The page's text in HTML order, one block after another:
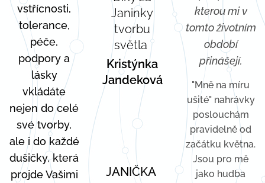
vstřícnosti,
tolerance,
péče,
podpory a
lásky
vkládáte
nejen do celé
své tvorby,
ale i do každé
dušičky, která
projde Vašimi
Janinky
tvorbu
světla
Kristýnka
Jandeková
JANIČKA
kterou mi v
tomto životním
období
přinášejí.
"Mně na míru
ušité" nahrávky
poslouchám
pravidelně od
začátku května.
Jsou pro mě
jako hudba